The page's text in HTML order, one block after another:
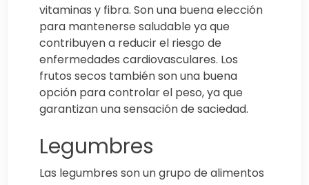
vitaminas y fibra. Son una buena elección
para mantenerse saludable ya que
contribuyen a reducir el riesgo de
enfermedades cardiovasculares. Los
frutos secos también son una buena
opción para controlar el peso, ya que
garantizan una sensación de saciedad.
Legumbres
Las legumbres son un grupo de alimentos